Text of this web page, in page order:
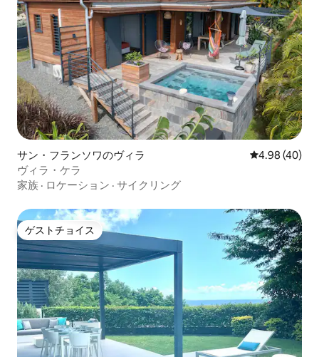
サン・フランソワのヴィラ レビュー40
4.98 (40)
ヴィラ・ケラ
家族 · ロケーション · サイクリング
ゲストチョイス
ゲストチョイス